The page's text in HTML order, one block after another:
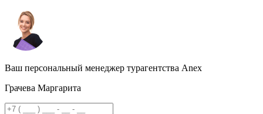
Ваш персональный менеджер турагентства Anex
Грачева Маргарита